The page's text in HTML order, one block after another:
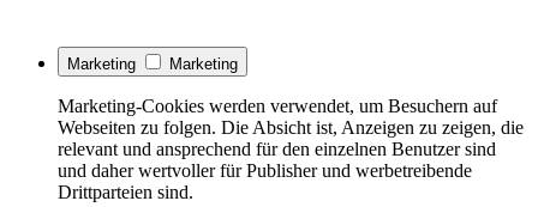
Marketing Marketing
Marketing-Cookies werden verwendet, um Besuchern auf
Webseiten zu folgen. Die Absicht ist, Anzeigen zu zeigen, die
relevant und ansprechend für den einzelnen Benutzer sind
und daher wertvoller für Publisher und werbetreibende
Drittparteien sind.